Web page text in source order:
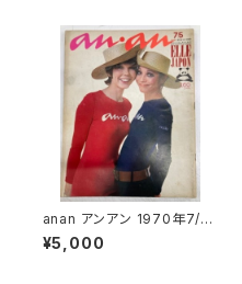
anan アンアン 1970年7/5
No.8 飯野和好 平凡出
版
¥5,000